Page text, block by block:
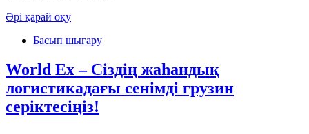
Әрі қарай оқу
Басып шығару
World Ex – Сіздің жаһандық
логистикадағы сенімді грузин
серіктесіңіз!